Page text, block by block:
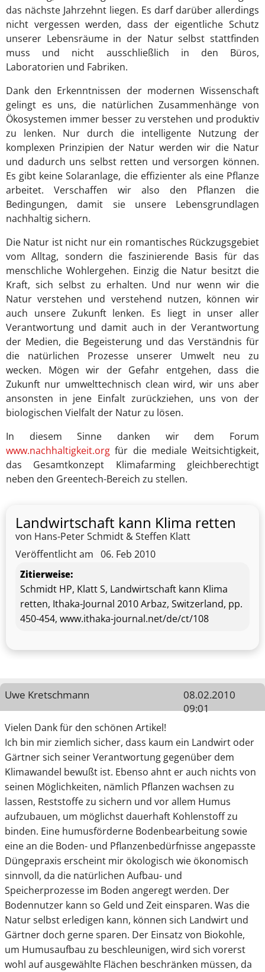
das nächste Jahrzehnt liegen. Es darf darüber allerdings
nicht vergessen werden, dass der eigentliche Schutz
unserer Lebensräume in der Natur selbst stattfinden
muss und nicht ausschließlich in den Büros,
Laboratorien und Fabriken.
Dank den Erkenntnissen der modernen Wissenschaft
gelingt es uns, die natürlichen Zusammenhänge von
Ökosystemen immer besser zu verstehen und produktiv
zu lenken. Nur durch die intelligente Nutzung der
komplexen Prinzipien der Natur werden wir die Natur
und dadurch uns selbst retten und versorgen können.
Es gibt keine Solaranlage, die effizienter als eine Pflanze
arbeitet. Verschaffen wir also den Pflanzen die
Bedingungen, damit sie unsere Lebensgrundlagen
nachhaltig sichern.
Die Natur ist nicht nur ein romantisches Rückzugsgebiet
vom Alltag, sondern die faszinierende Basis für das
menschliche Wohlergehen. Einzig die Natur besitzt die
Kraft, sich selbst zu erhalten. Und nur wenn wir die
Natur verstehen und verstehend nutzen, können wir
auch unsere Zukunft lenken. Es liegt in unser aller
Verantwortung und damit auch in der Verantwortung
der Medien, die Begeisterung und das Verständnis für
die natürlichen Prozesse unserer Umwelt neu zu
wecken. Mögen wir der Gefahr entgehen, dass die
Zukunft nur umwelttechnisch clean wird, wir uns aber
ansonsten in jene Einfalt zurückziehen, uns von der
biologischen Vielfalt der Natur zu lösen.
In diesem Sinne danken wir dem Forum
www.nachhaltigkeit.org für die mediale Weitsichtigkeit,
das Gesamtkonzept Klimafarming gleichberechtigt
neben den Greentech-Bereich zu stellen.
Landwirtschaft kann Klima retten
von Hans-Peter Schmidt & Steffen Klatt
Veröffentlicht am 06. Feb 2010
Zitierweise:
Schmidt HP, Klatt S, Landwirtschaft kann Klima
retten, Ithaka-Journal 2010 Arbaz, Switzerland, pp.
450-454, www.ithaka-journal.net/de/ct/108
Uwe Kretschmann
08.02.2010
09:01
Vielen Dank für den schönen Artikel!
Ich bin mir ziemlich sicher, dass kaum ein Landwirt oder
Gärtner sich seiner Verantwortung gegenüber dem
Klimawandel bewußt ist. Ebenso ahnt er auch nichts von
seinen Möglichkeiten, nämlich Pflanzen wachsen zu
lassen, Reststoffe zu sichern und vor allem Humus
aufzubauen, um möglichst dauerhaft Kohlenstoff zu
binden. Eine humusförderne Bodenbearbeitung sowie
eine an die Boden- und Pflanzenbedürfnisse angepasste
Düngepraxis erscheint mir ökologisch wie ökonomisch
sinnvoll, da die natürlichen Aufbau- und
Speicherprozesse im Boden angeregt werden. Der
Bodennutzer kann so Geld und Zeit einsparen. Was die
Natur selbst erledigen kann, können sich Landwirt und
Gärtner doch gerne sparen. Der Einsatz von Biokohle,
um Humusaufbau zu beschleunigen, wird sich vorerst
wohl auf ausgewählte Flächen beschränken müssen, da